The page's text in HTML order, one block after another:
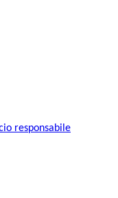
responsabile